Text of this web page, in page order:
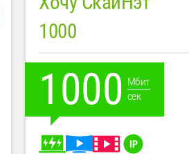
1000
1000 Мбит
сек